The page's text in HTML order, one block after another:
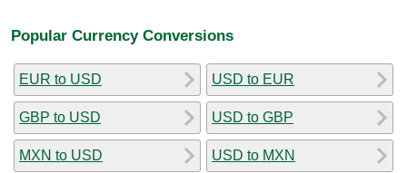
Popular Currency Conversions
EUR to USD
GBP to USD
MXN to USD
USD to EUR
USD to GBP
USD to MXN